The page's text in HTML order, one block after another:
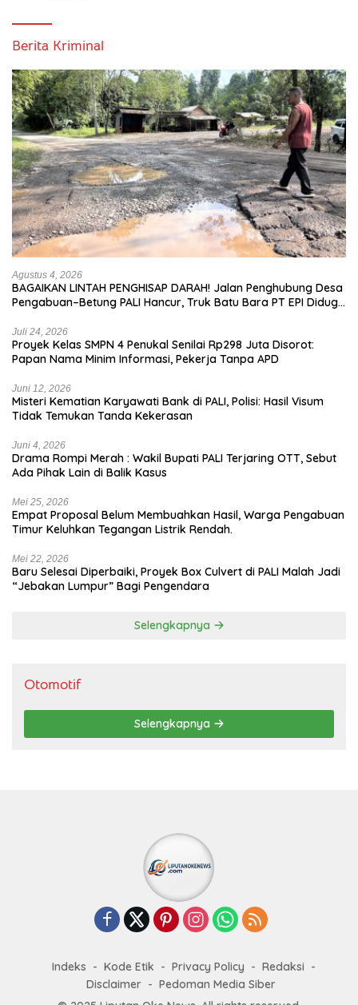
Berita Kriminal
Agustus 4, 2026
BAGAIKAN LINTAH PENGHISAP DARAH! Jalan Penghubung Desa
Pengabuan–Betung PALI Hancur, Truk Batu Bara PT EPI Diduga
Juli 24, 2026
Proyek Kelas SMPN 4 Penukal Senilai Rp298 Juta Disorot:
Papan Nama Minim Informasi, Pekerja Tanpa APD
Juni 12, 2026
Misteri Kematian Karyawati Bank di PALI, Polisi: Hasil Visum
Tidak Temukan Tanda Kekerasan
Juni 4, 2026
Drama Rompi Merah : Wakil Bupati PALI Terjaring OTT, Sebut
Ada Pihak Lain di Balik Kasus
Mei 25, 2026
Empat Proposal Belum Membuahkan Hasil, Warga Pengabuan
Timur Keluhkan Tegangan Listrik Rendah.
Mei 22, 2026
Baru Selesai Diperbaiki, Proyek Box Culvert di PALI Malah Jadi
“Jebakan Lumpur” Bagi Pengendara
Selengkapnya
Otomotif
Selengkapnya
Indeks Kode Etik Privacy Policy
Redaksi
Disclaimer
Pedoman Media Siber